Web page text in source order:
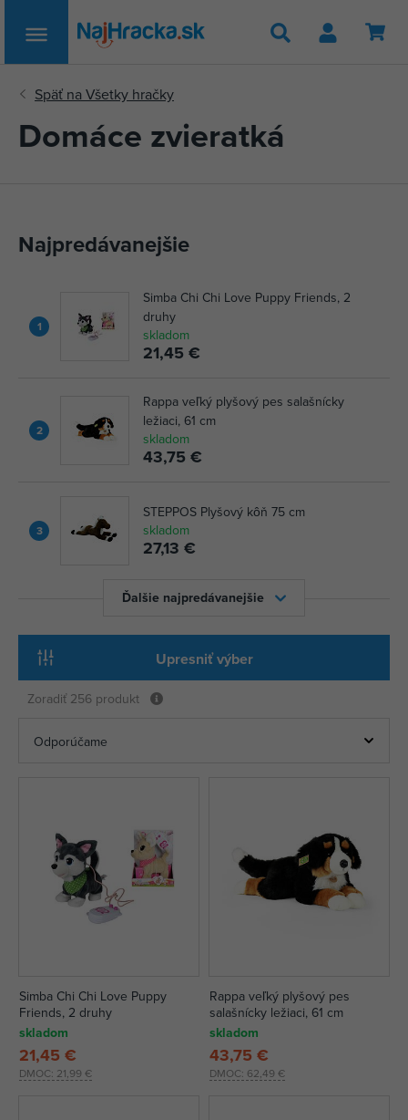
Hľadať
Domáce zvieratká
Najpredávanejšie
1
Simba Chi Chi Love Puppy Friends, 2
druhy
skladom
21,45 €
2
Rappa veľký plyšový pes salašnícky
ležiaci, 61 cm
skladom
43,75 €
3
STEPPOS Plyšový kôň 75 cm
skladom
27,13 €
Ďalšie najpredávanejšie
Upresniť výber
Zoradiť 256 produkt
Simba Chi Chi Love Puppy
Friends, 2 druhy
skladom
DMOC: 21,99 €
21,45 €
Rappa veľký plyšový pes
salašnícky ležiaci, 61 cm
skladom
DMOC: 62,49 €
43,75 €